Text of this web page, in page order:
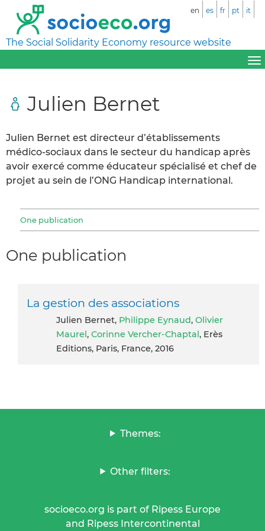
The Social Solidarity Economy resource website
en es fr pt it
Julien Bernet
Julien Bernet est directeur d’établissements
médico-sociaux dans le secteur du handicap après
avoir exercé comme éducateur spécialisé et chef de
projet au sein de l’ONG Handicap international.
One publication
One publication
La gestion des associations
Julien Bernet, Philippe Eynaud, Olivier
Maurel, Corinne Vercher-Chaptal, Erès
Editions, Paris, France, 2016
Themes:
Other filters:
socioeco.org is part of Ripess Europe
and Ripess Intercontinental